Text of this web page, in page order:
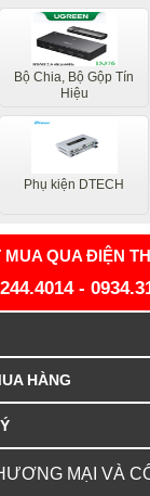
Bộ Chia, Bộ Gộp Tín
Hiệu
Phụ kiện DTECH
QUA ĐIỆN
-
HÀNG
MẠI VÀ